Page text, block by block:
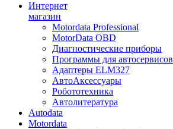
Интернет
магазин
Motordata Professional
MotorData OBD
Диагностические приборы
Программы для автосервисов
Адаптеры ELM327
АвтоАксессуары
Робототехника
Автолитература
Autodata
Motordata